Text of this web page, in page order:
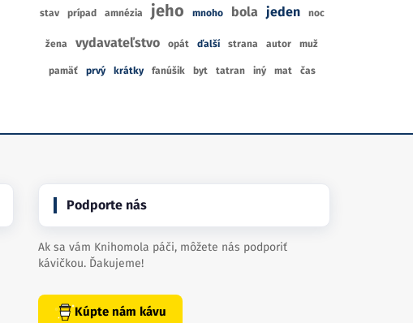
stav prípad amnézia jeho mnoho bola jeden noc
žena vydavateľstvo opát ďalší strana autor muž
pamäť prvý krátky fanúšik byt tatran iný mat čas
Podporte nás
Ak sa vám Knihomola páči, môžete nás podporiť
kávičkou. Ďakujeme!
Kúpte nám kávu